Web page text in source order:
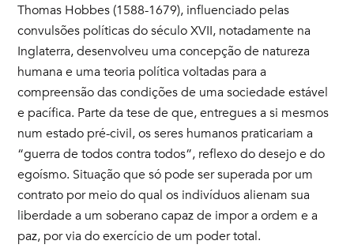
Thomas Hobbes (1588-1679), influenciado pelas
convulsões políticas do século XVII, notadamente na
Inglaterra, desenvolveu uma concepção de natureza
humana e uma teoria política voltadas para a
compreensão das condições de uma sociedade estável
e pacífica. Parte da tese de que, entregues a si mesmos
num estado pré-civil, os seres humanos praticariam a
“guerra de todos contra todos”, reflexo do desejo e do
egoísmo. Situação que só pode ser superada por um
contrato por meio do qual os indivíduos alienam sua
liberdade a um soberano capaz de impor a ordem e a
paz, por via do exercício de um poder total.